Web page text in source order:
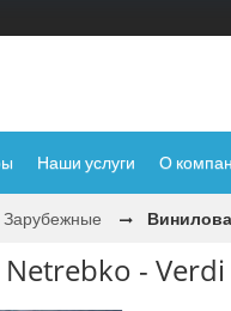
Наши услуги О
Зарубежные
-